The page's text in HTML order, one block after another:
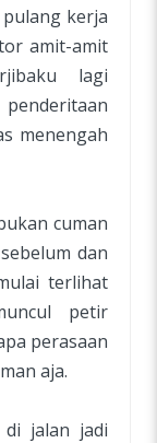
kerja
amit-amit
lagi
menengah
cuman
dan
terlihat
petir
perasaan
aja.
di jalan jadi